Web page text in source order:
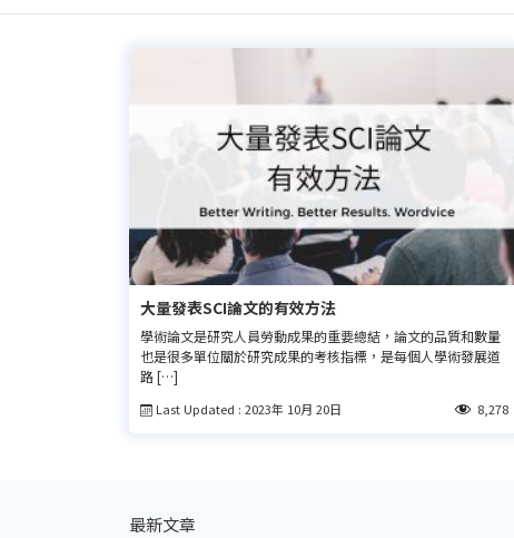
大量發表SCI論文的有效方法
學術論文是研究人員勞動成果的重要總結，論文的品質和數量
也是很多單位關於研究成果的考核指標，是每個人學術發展道
路 […]
Last Updated : 2023年 10月 20日 8,278
最新文章